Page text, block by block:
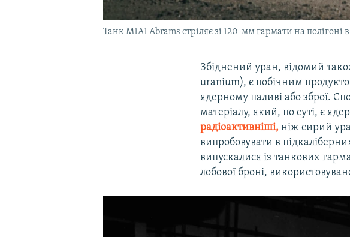
Танк M1A1 Abrams стріляє зі 120-мм гармати на полігоні
Збіднений уран, відомий
uranium), є побічним
ядерному паливі або зброї.
матеріалу, який, по суті, є
радіоактивніші, ніж сирий
випробовувати в
випускалися із танкових
лобової броні,